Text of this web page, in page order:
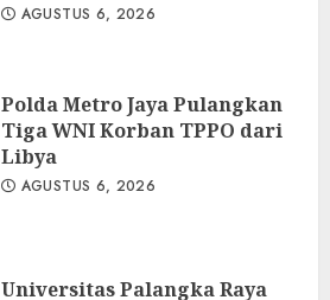
AGUSTUS 6, 2026
Polda Metro Jaya Pulangkan
Tiga WNI Korban TPPO dari
Libya
AGUSTUS 6, 2026
Universitas Palangka Raya